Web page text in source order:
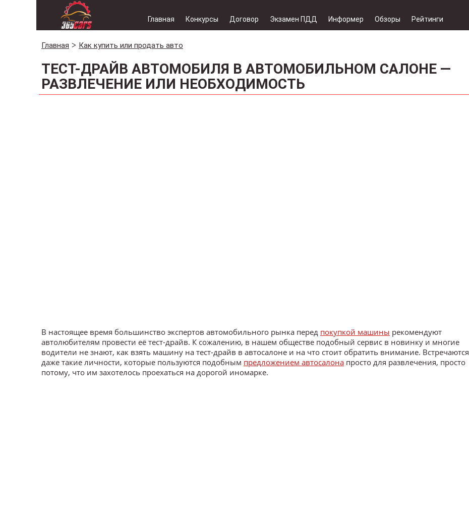
Главная Конкурсы Договор Экзамен ПДД Информер Обзоры Рейтинги
Главная Как купить или продать авто
ТЕСТ-ДРАЙВ АВТОМОБИЛЯ В АВТОМОБИЛЬНОМ САЛОНЕ —
РАЗВЛЕЧЕНИЕ ИЛИ НЕОБХОДИМОСТЬ
В настоящее время большинство экспертов автомобильного рынка перед покупкой машины рекомендуют
автолюбителям провести её тест-драйв. К сожалению, в нашем обществе подобный сервис в новинку и многие
водители не знают, как взять машину на тест-драйв в автосалоне и на что стоит обратить внимание. Встречаются
даже такие личности, которые пользуются подобным предложением автосалона просто для развлечения, просто
потому, что им захотелось проехаться на дорогой иномарке.